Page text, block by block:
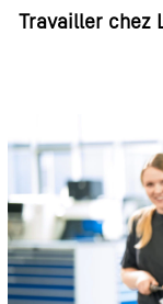
Travailler chez